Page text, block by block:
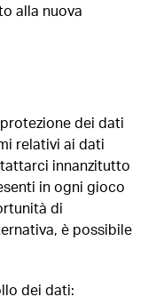
alla nuova
dei dati
relativi ai dati
innanzitutto
in ogni gioco
di
è possibile
dei dati: